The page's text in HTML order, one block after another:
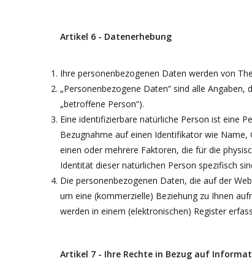
Artikel 6 - Datenerhebung
Ihre personenbezogenen Daten werden von
„Personenbezogene Daten“ sind alle
„betroffene Person“).
Eine identifizierbare natürliche Person ist eine
Bezugnahme auf einen Identifikator wie
einen oder mehrere Faktoren, die für die
Identität dieser natürlichen Person spezifisch
Die personenbezogenen Daten, die auf der
um eine (kommerzielle) Beziehung zu Ihnen
werden in einem (elektronischen) Register
Artikel 7 - Ihre Rechte in Bezug auf